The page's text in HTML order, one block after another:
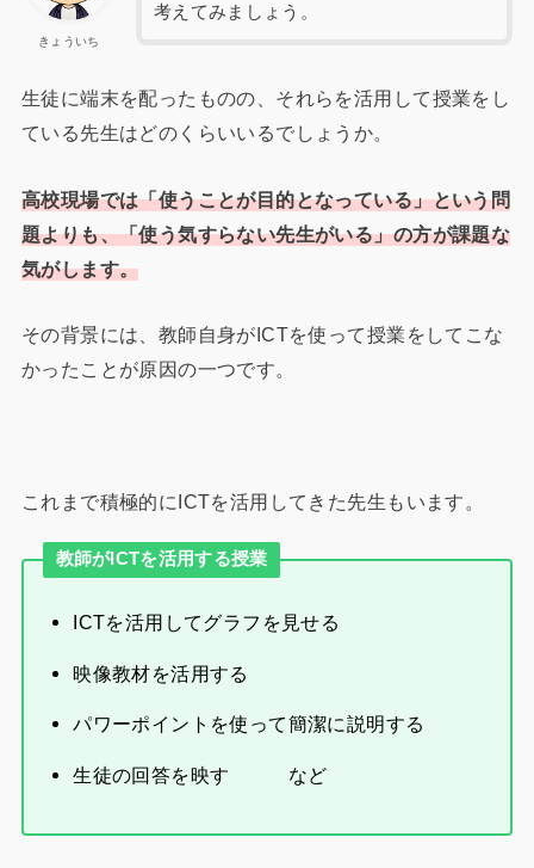
きょういち
考えてみましょう。
生徒に端末を配ったものの、それらを活用して授業をし
ている先生はどのくらいいるでしょうか。
高校現場では「使うことが目的となっている」という問
題よりも、「使う気すらない先生がいる」の方が課題な
気がします。
その背景には、教師自身がICTを使って授業をしてこな
かったことが原因の一つです。
これまで積極的にICTを活用してきた先生もいます。
教師がICTを活用する授業
ICTを活用してグラフを見せる
映像教材を活用する
パワーポイントを使って簡潔に説明する
生徒の回答を映す など